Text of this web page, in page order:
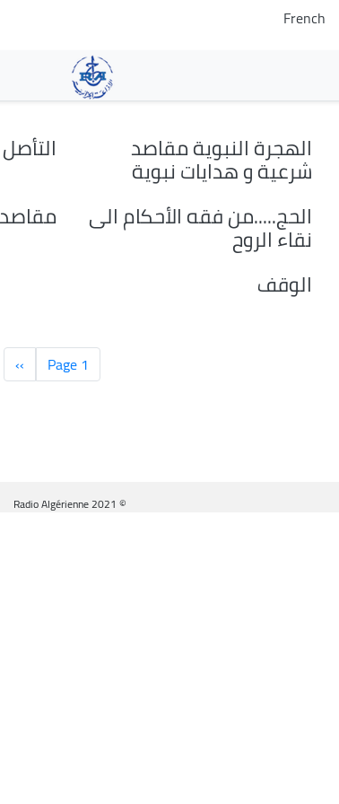
French
الهجرة النبوية مقاصد
شرعية و هدايات نبوية
الحج.....من فقه الأحكام الى
نقاء الروح
الوقف
Page 1
التالية
››
© Radio Algérienne 2021